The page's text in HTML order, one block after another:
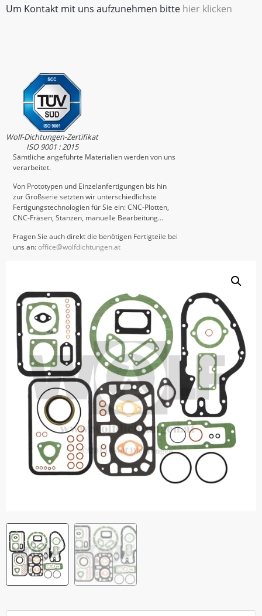
Um Kontakt mit uns aufzunehmen bitte hier klicken
Wolf-Dichtungen-Zertifikat
ISO 9001 : 2015
Sämtliche angeführte Materialien werden von uns
verarbeitet.
Von Prototypen und Einzelanfertigungen bis hin
zur Großserie setzten wir unterschiedlichste
Fertigungstechnologien für Sie ein: CNC-Plotten,
CNC-Fräsen, Stanzen, manuelle Bearbeitung…
Fragen Sie auch direkt die benötigen Fertigteile bei
uns an:office@wolfdichtungen.at